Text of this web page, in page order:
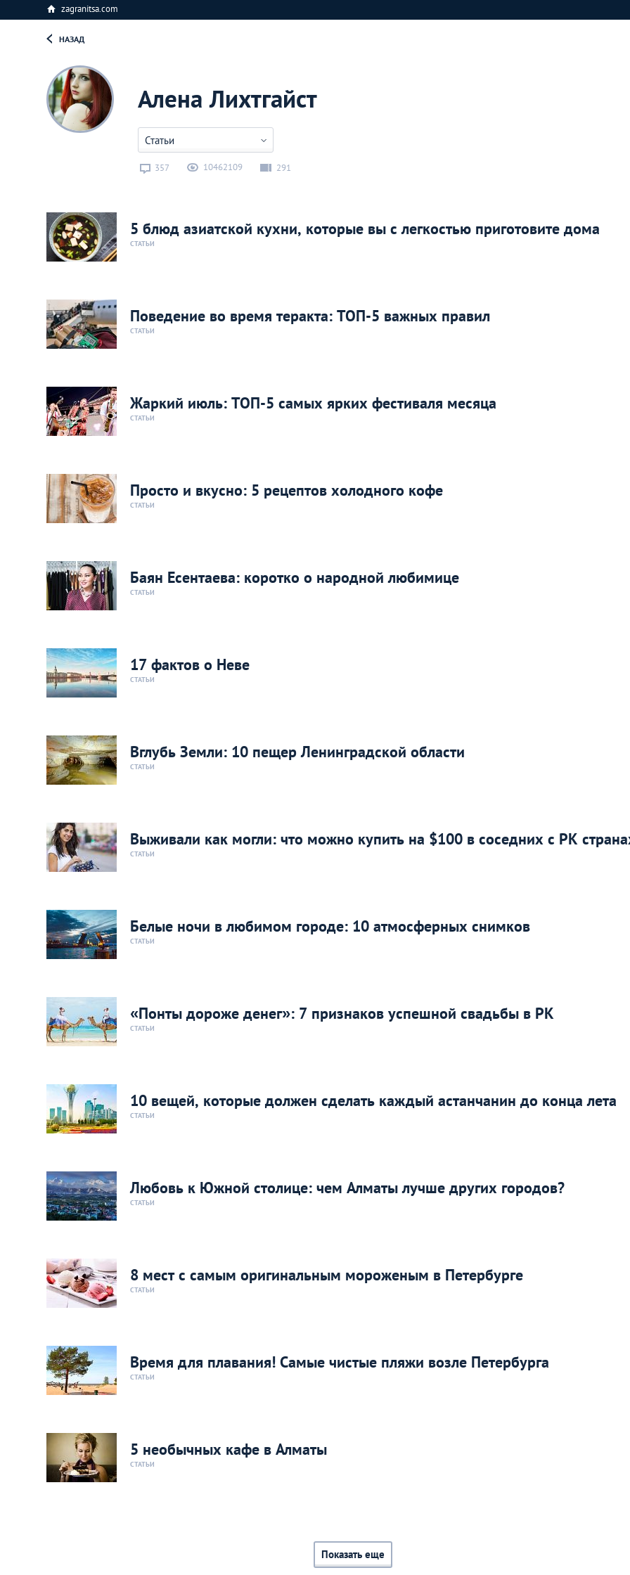
zagranitsa.com
НАЗАД
Алена Лихтгайст
Статьи
357 10462109 291
5 блюд азиатской кухни, которые вы с легкостью приготовите дома
СТАТЬИ
Поведение во время теракта: ТОП-5 важных правил
СТАТЬИ
Жаркий июль: ТОП-5 самых ярких фестиваля месяца
СТАТЬИ
Просто и вкусно: 5 рецептов холодного кофе
СТАТЬИ
Баян Есентаева: коротко о народной любимице
СТАТЬИ
17 фактов о Неве
СТАТЬИ
Вглубь Земли: 10 пещер Ленинградской области
СТАТЬИ
Выживали как могли: что можно купить на $100 в соседних с РК
СТАТЬИ
Белые ночи в любимом городе: 10 атмосферных снимков
СТАТЬИ
«Понты дороже денег»: 7 признаков успешной свадьбы в РК
СТАТЬИ
10 вещей, которые должен сделать каждый астанчанин до конца лета
СТАТЬИ
Любовь к Южной столице: чем Алматы лучше других городов?
СТАТЬИ
8 мест с самым оригинальным мороженым в Петербурге
СТАТЬИ
Время для плавания! Самые чистые пляжи возле Петербурга
СТАТЬИ
5 необычных кафе в Алматы
СТАТЬИ
Показать еще